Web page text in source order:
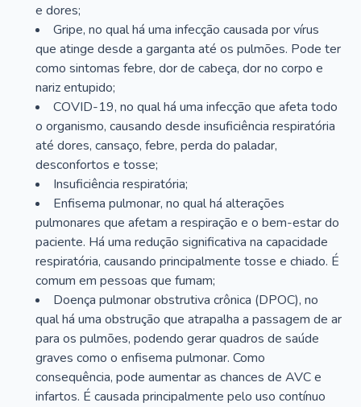
e dores;
Gripe, no qual há uma infecção causada por vírus
que atinge desde a garganta até os pulmões. Pode ter
como sintomas febre, dor de cabeça, dor no corpo e
nariz entupido;
COVID-19, no qual há uma infecção que afeta todo
o organismo, causando desde insuficiência respiratória
até dores, cansaço, febre, perda do paladar,
desconfortos e tosse;
Insuficiência respiratória;
Enfisema pulmonar, no qual há alterações
pulmonares que afetam a respiração e o bem-estar do
paciente. Há uma redução significativa na capacidade
respiratória, causando principalmente tosse e chiado. É
comum em pessoas que fumam;
Doença pulmonar obstrutiva crônica (DPOC), no
qual há uma obstrução que atrapalha a passagem de ar
para os pulmões, podendo gerar quadros de saúde
graves como o enfisema pulmonar. Como
consequência, pode aumentar as chances de AVC e
infartos. É causada principalmente pelo uso contínuo